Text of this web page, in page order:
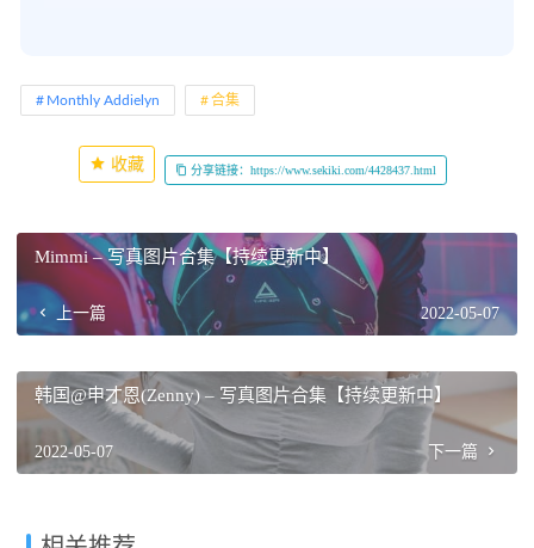
Monthly Addielyn 合集
收藏 分享链接：https://www.sekiki.com/4428437.html
Mimmi – 写真图片合集【持续更新中】
上一篇 2022-05-07
韩国@申才恩(Zenny) – 写真图片合集【持续更新中】
2022-05-07 下一篇